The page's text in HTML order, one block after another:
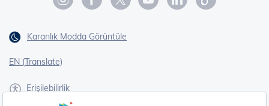
Karanlık Modda Görüntüle
EN (Translate)
Erişilebilirlik